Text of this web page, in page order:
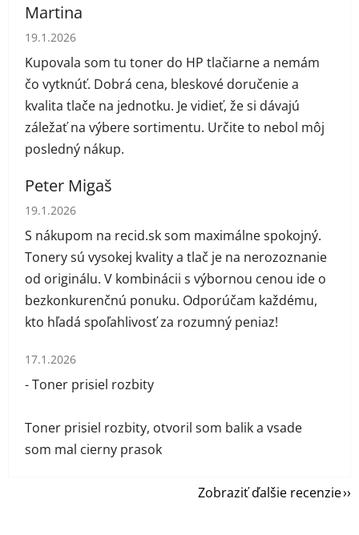
Martina
Hodnotenie obchodu je 5 z 5 hviezdičiek.
19.1.2026
Kupovala som tu toner do HP tlačiarne a nemám
čo vytknúť. Dobrá cena, bleskové doručenie a
kvalita tlače na jednotku. Je vidieť, že si dávajú
záležať na výbere sortimentu. Určite to nebol môj
posledný nákup.
Peter Migaš
Hodnotenie obchodu je 5 z 5 hviezdičiek.
19.1.2026
S nákupom na recid.sk som maximálne spokojný.
Tonery sú vysokej kvality a tlač je na nerozoznanie
od originálu. V kombinácii s výbornou cenou ide o
bezkonkurenčnú ponuku. Odporúčam každému,
kto hľadá spoľahlivosť za rozumný peniaz!
Hodnotenie obchodu je 1 z 5 hviezdičiek.
17.1.2026
- Toner prisiel rozbity
Toner prisiel rozbity, otvoril som balik a vsade
som mal cierny prasok
Zobraziť ďalšie recenzie